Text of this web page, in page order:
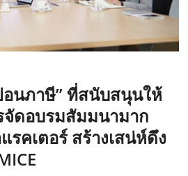
นภาษี” ที่สนับสนุนให้
ดอบรมสัมมนามาก
รคเตอร์ สร้างเสน่ห์ดึง